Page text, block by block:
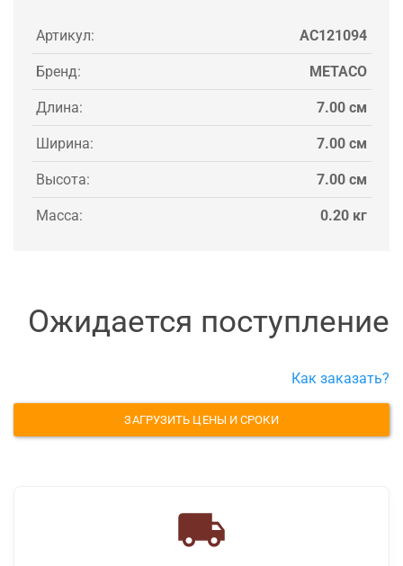
Артикул: AC121094
Бренд: METACO
Длина: 7.00 см
Ширина: 7.00 см
Высота: 7.00 см
Масса: 0.20 кг
Ожидается поступление
Как заказать?
ЗАГРУЗИТЬ ЦЕНЫ И СРОКИ